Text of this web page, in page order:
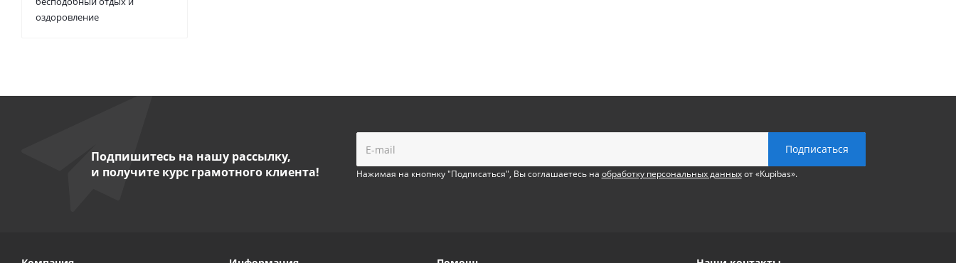
оздоровление
Подпишитесь на нашу рассылку,
и получите курс грамотного клиента!
Нажимая на кнопнку "Подписаться", Вы соглашаетесь на обработку персональных данныхот «Kupibas».